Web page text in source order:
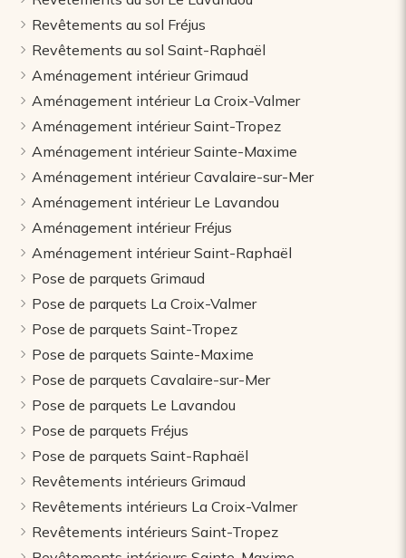
Revêtements au sol Fréjus
Revêtements au sol Saint-Raphaël
Aménagement intérieur Grimaud
Aménagement intérieur La Croix-Valmer
Aménagement intérieur Saint-Tropez
Aménagement intérieur Sainte-Maxime
Aménagement intérieur Cavalaire-sur-Mer
Aménagement intérieur Le Lavandou
Aménagement intérieur Fréjus
Aménagement intérieur Saint-Raphaël
Pose de parquets Grimaud
Pose de parquets La Croix-Valmer
Pose de parquets Saint-Tropez
Pose de parquets Sainte-Maxime
Pose de parquets Cavalaire-sur-Mer
Pose de parquets Le Lavandou
Pose de parquets Fréjus
Pose de parquets Saint-Raphaël
Revêtements intérieurs Grimaud
Revêtements intérieurs La Croix-Valmer
Revêtements intérieurs Saint-Tropez